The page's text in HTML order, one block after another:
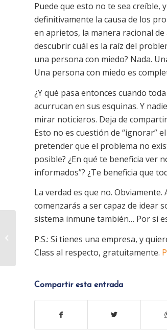
Puede que esto no te sea creíble,
definitivamente la causa de los
en aprietos, la manera racional
descubrir cuál es la raíz del
una persona con miedo? Nada.
Una persona con miedo es
¿Y qué pasa entonces cuando
acurrucan en sus esquinas. Y
mirar noticieros. Deja de
Esto no es cuestión de “ignorar”
pretender que el problema no
posible? ¿En qué te beneficia ver
informados”? ¿Te beneficia que
La verdad es que no.
comenzarás a ser capaz de idear
sistema inmune también… Por si
P.S.: Si tienes una empresa, y
Class al respecto, gratuitamente.
Compartir esta entrada
equipo